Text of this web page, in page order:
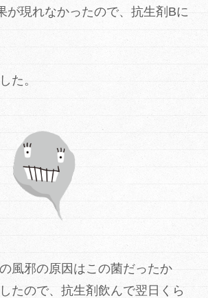
が現れなかったので、 抗生剤Bに
た。
風邪の原因はこの菌だったか
たので、抗生剤 飲んで翌日くら